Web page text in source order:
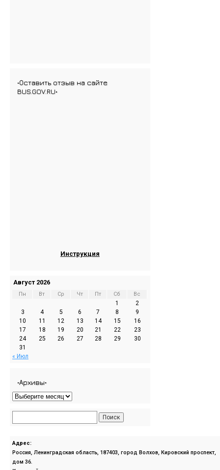
•Оставить отзыв на сайте
BUS.GOV.RU•
Инструкция
Август 2026
Пн Вт Ср Чт Пт Сб Вс
1
2
3
4 5 6 7 8
9
10
11 12 13 14 15
16
17
18 19 20 21 22
23
24
25 26 27 28 29
30
31
« Июл
•Архивы•
Адрес:
Россия, Ленинградская область, 187403, город Волхов, Кировский проспект,
дом 36.